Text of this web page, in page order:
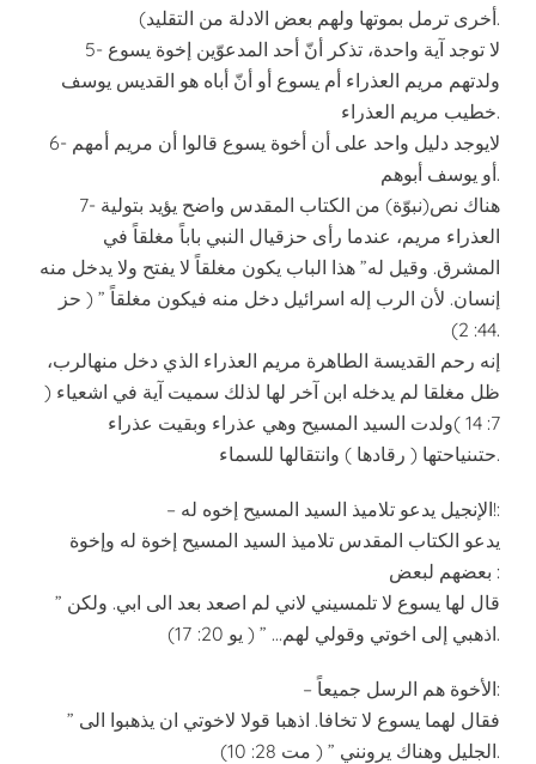
أخرى ترمل بموتها ولهم بعض الادلة من التقليد).
5- لا توجد آية واحدة، تذكر أنّ أحد المدعوّين إخوة يسوع
ولدتهم مريم العذراء أم يسوع أو أنّ أباه هو القديس يوسف
خطيب مريم العذراء.
6- لايوجد دليل واحد على أن أخوة يسوع قالوا أن مريم أمهم
أو يوسف أبوهم.
7- هناك نص(نبوّة) من الكتاب المقدس واضح يؤيد بتولية
العذراء مريم، عندما رأى حزقيال النبي باباً مغلقاً في
المشرق. وقيل له” هذا الباب يكون مغلقاً لا يفتح ولا يدخل منه
إنسان. لأن الرب إله اسرائيل دخل منه فيكون مغلقاً ” ( حز
44: 2).
إنه رحم القديسة الطاهرة مريم العذراء الذي دخل منهالرب،
ظل مغلقا لم يدخله ابن آخر لها لذلك سميت آية في اشعياء (
7: 14 )ولدت السيد المسيح وهي عذراء وبقيت عذراء
حتىنياحتها ( رقادها ) وانتقالها للسماء.
– الإنجيل يدعو تلاميذ السيد المسيح إخوه له!:
يدعو الكتاب المقدس تلاميذ السيد المسيح إخوة له وإخوة
بعضهم لبعض :
” قال لها يسوع لا تلمسيني لاني لم اصعد بعد الى ابي. ولكن
اذهبي إلى اخوتي وقولي لهم… ” ( يو 20: 17).
– الأخوة هم الرسل جميعاً:
” فقال لهما يسوع لا تخافا. اذهبا قولا لاخوتي ان يذهبوا الى
الجليل وهناك يرونني ” ( مت 28: 10).